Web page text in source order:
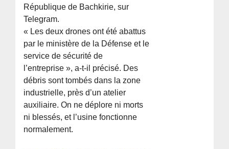
République de Bachkirie, sur
Telegram.
« Les deux drones ont été abattus
par le ministère de la Défense et le
service de sécurité de
l’entreprise », a-t-il précisé. Des
débris sont tombés dans la zone
industrielle, près d’un atelier
auxiliaire. On ne déplore ni morts
ni blessés, et l’usine fonctionne
normalement.